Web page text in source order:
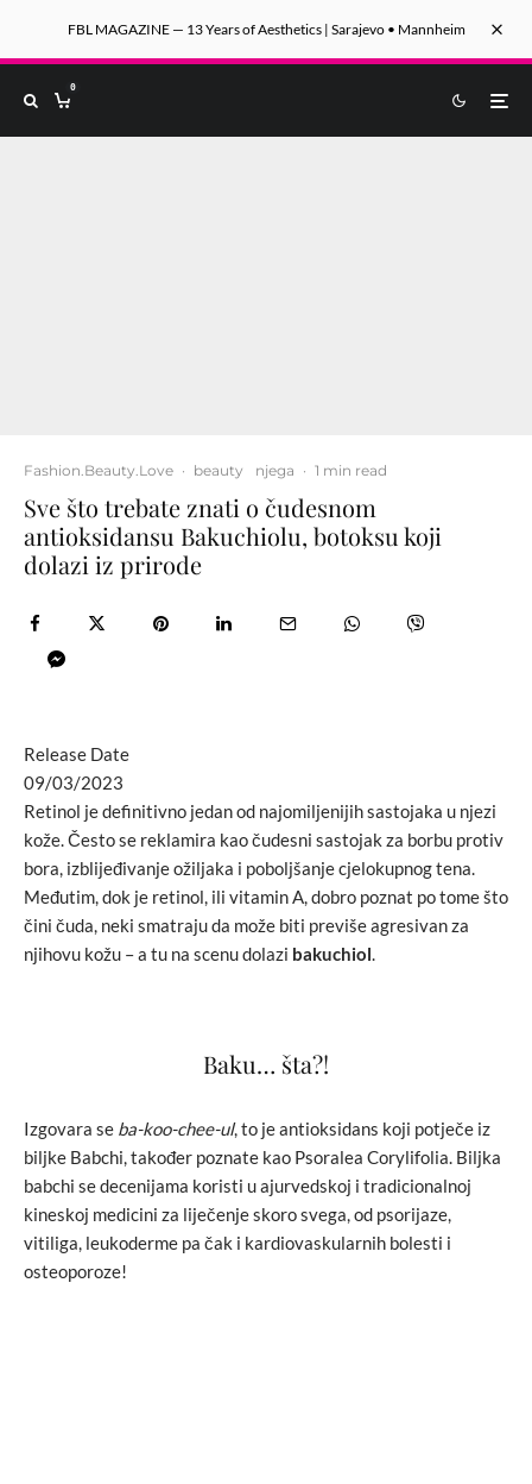
FBL MAGAZINE — 13 Years of Aesthetics | Sarajevo • Mannheim
0
Fashion.Beauty.Love · beauty njega · 1 min read
Sve što trebate znati o čudesnom
antioksidansu Bakuchiolu, botoksu koji
dolazi iz prirode
Release Date
09/03/2023
Retinol je definitivno jedan od najomiljenijih sastojaka u njezi
kože. Često se reklamira kao čudesni sastojak za borbu protiv
bora, izblijeđivanje ožiljaka i poboljšanje cjelokupnog tena.
Međutim, dok je retinol, ili vitamin A, dobro poznat po tome što
čini čuda, neki smatraju da može biti previše agresivan za
njihovu kožu – a tu na scenu dolazi bakuchiol.
Baku… šta?!
Izgovara se ba-koo-chee-ul, to je antioksidans koji potječe iz
biljke Babchi, također poznate kao Psoralea Corylifolia. Biljka
babchi se decenijama koristi u ajurvedskoj i tradicionalnoj
kineskoj medicini za liječenje skoro svega, od psorijaze,
vitiliga, leukoderme pa čak i kardiovaskularnih bolesti i
osteoporoze!